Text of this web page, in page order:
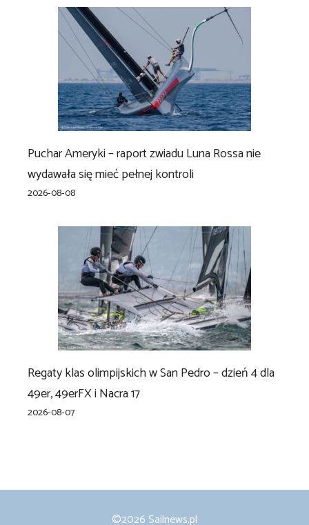
Puchar Ameryki – raport zwiadu Luna Rossa nie
wydawała się mieć pełnej kontroli
2026-08-08
Regaty klas olimpijskich w San Pedro – dzień 4 dla
49er, 49erFX i Nacra 17
2026-08-07
©2026 Sailnews.pl